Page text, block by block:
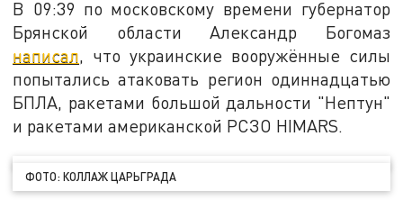
В 09:39 по московскому времени губернатор
Брянской области Александр Богомаз
написал, что украинские вооружённые силы
попытались атаковать регион одиннадцатью
БПЛА, ракетами большой дальности "Нептун"
и ракетами американской РСЗО HIMARS.
ФОТО: КОЛЛАЖ ЦАРЬГРАДА